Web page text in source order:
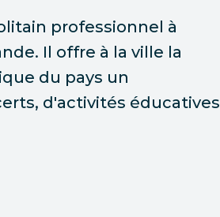
professionnel à
Il offre à la ville la
du pays un
d'activités éducatives